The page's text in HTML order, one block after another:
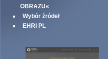
OBRAZU«
Wybór źródeł
EHRI PL